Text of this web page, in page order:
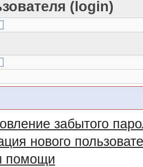
(login)
забытого
нового
помощи